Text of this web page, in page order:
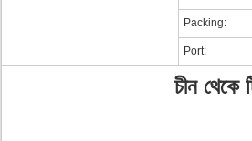
Packing:
Port:
চীন থেকে